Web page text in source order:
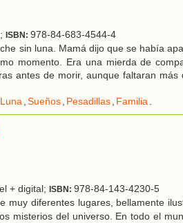
ISBN: 978-84-683-4544-4
sin luna. Mamá dijo que se había
momento. Era una mierda de
antes de morir, aunque faltaran más
Luna,Sueños, Pesadillas, Familia.
+ digital; ISBN: 978-84-143-4230-5
muy diferentes lugares, bellamente
misterios del universo. En todo el